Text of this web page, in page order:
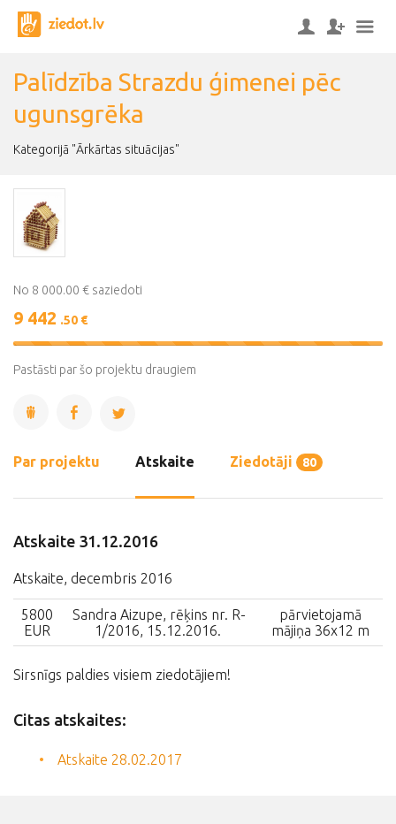
Palīdzība Strazdu ģimenei pēc
ugunsgrēka
Kategorijā "Ārkārtas situācijas"
No 8 000.00 € saziedoti
9 442 .50 €
118%
Pastāsti par šo projektu draugiem
Par projektu Atskaite Ziedotāji 80
Atskaite 31.12.2016
Atskaite, decembris 2016
5800
EUR
Sandra Aizupe, rēķins nr. R-
1/2016, 15.12.2016.
pārvietojamā
mājiņa 36x12 m
Sirsnīgs paldies visiem ziedotājiem!
Citas atskaites:
Atskaite 28.02.2017